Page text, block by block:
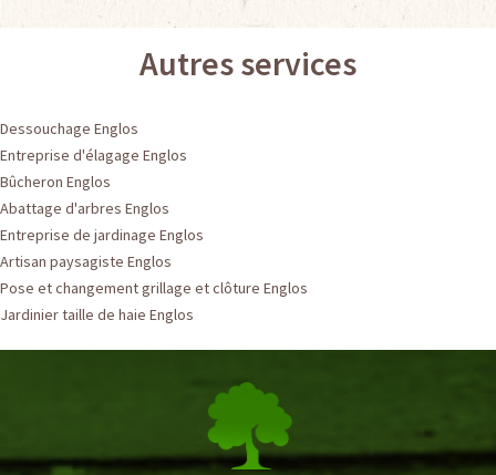
Autres services
Dessouchage Englos
Entreprise d'élagage Englos
Bûcheron Englos
Abattage d'arbres Englos
Entreprise de jardinage Englos
Artisan paysagiste Englos
Pose et changement grillage et clôture Englos
Jardinier taille de haie Englos